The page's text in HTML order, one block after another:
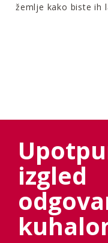
žemlje kako biste ih
izgled